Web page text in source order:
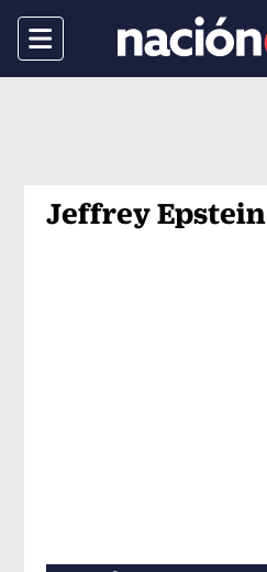
Menu
Jeffrey Epstein